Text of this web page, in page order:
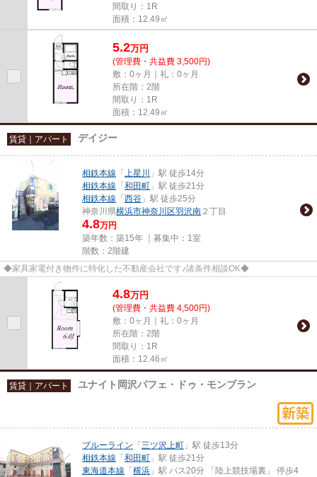
間取り：1R
面積：12.49㎡
5.2万円
(管理費・共益費 3,500円)
敷：0ヶ月｜礼：0ヶ月
所在階：2階
間取り：1R
面積：12.49㎡
賃貸｜アパート デイジー
相鉄本線 「 上星川
」駅 徒歩14分
相鉄本線 「 和田町 」駅 徒歩21分
相鉄本線 「 西谷 」駅 徒歩25分
神奈川県横浜市神奈川区羽沢南 ２丁目
4.8万円
築年数：築15年 ｜募集中： 1室
階数：2階建
◆家具家電付き物件に特化した不動産会社です♪諸条件相談OK◆
4.8万円
(管理費・共益費 4,500円)
敷：0ヶ月｜礼：0ヶ月
所在階：2階
間取り：1R
面積：12.46㎡
賃貸｜アパート ユナイト岡沢パフェ・ドゥ・モンブラン
ブルーライン 「 三ツ沢上町 」駅 徒歩13分
相鉄本線 「 和田町 」駅 徒歩21分
東海道本線 「 横浜 」駅 バス20分 「陸上競技場裏」 停歩4